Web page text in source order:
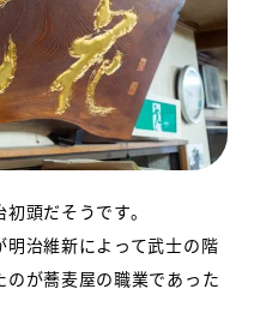
頭だそうです。
治維新によって武士の階
が蕎麦屋の職業であった